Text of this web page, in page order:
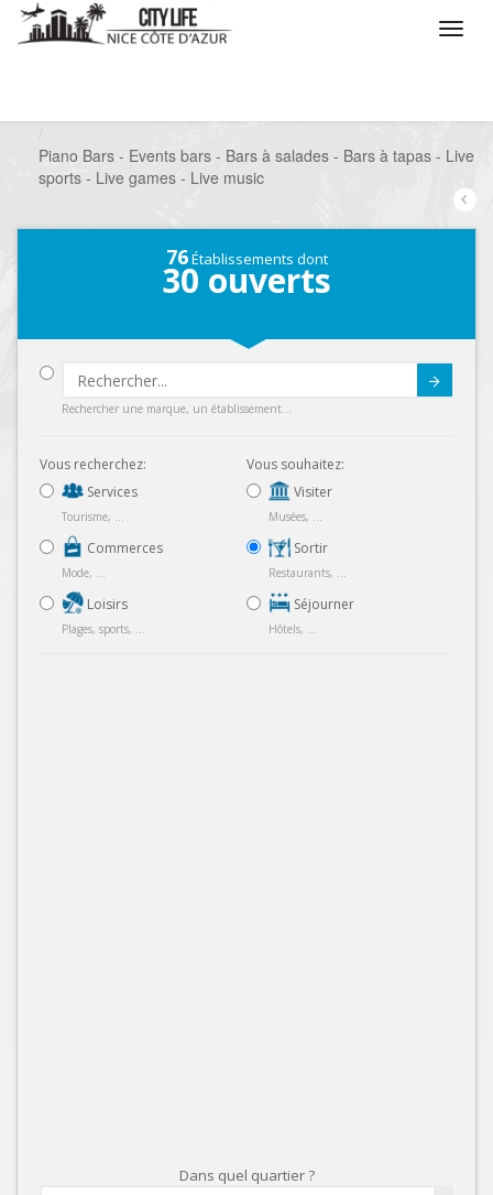
Piano Bars - Events bars - Bars à salades - Bars à tapas - Live
sports - Live games - Live music
76Établissements dont
30 ouverts
Rechercher une marque, un établissement...
Vous recherchez:
Services
Tourisme, ...
Commerces
Mode, ...
Loisirs
Plages, sports, ...
Vous souhaitez:
Visiter
Musées, ...
Sortir
Restaurants, ...
Séjourner
Hôtels, ...
Dans quel quartier ?